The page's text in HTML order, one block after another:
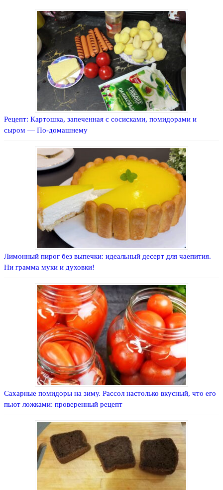
Рецепт: Картошка, запеченная с сосисками, помидорами и
сыром — По-домашнему
Лимонный пирог без выпечки: идеальный десерт для чаепития.
Ни грамма муки и духовки!
Сахарные помидоры на зиму. Рассол настолько вкусный, что его
пьют ложками: проверенный рецепт